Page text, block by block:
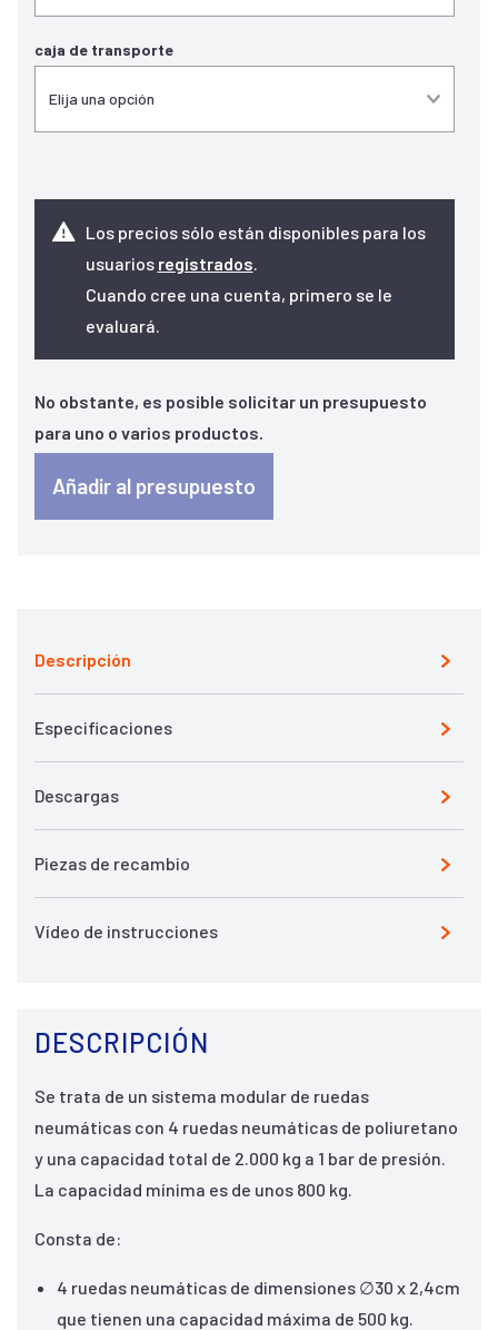
caja de transporte
Los precios sólo están disponibles para los
usuarios registrados.
Cuando cree una cuenta, primero se le
evaluará.
No obstante, es posible solicitar un presupuesto
para uno o varios productos.
Añadir al presupuesto
Descripción
Especificaciones
Descargas
Piezas de recambio
Vídeo de instrucciones
DESCRIPCIÓN
Se trata de un sistema modular de ruedas
neumáticas con 4 ruedas neumáticas de poliuretano
y una capacidad total de 2.000 kg a 1 bar de presión.
La capacidad mínima es de unos 800 kg.
Consta de:
4 ruedas neumáticas de dimensiones ∅30 x 2,4cm
que tienen una capacidad máxima de 500 kg.